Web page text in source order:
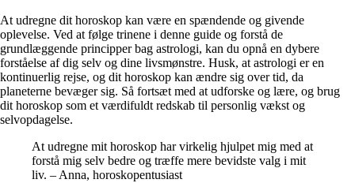
At udregne dit horoskop kan være en spændende og givende
oplevelse. Ved at følge trinene i denne guide og forstå de
grundlæggende principper bag astrologi, kan du opnå en dybere
forståelse af dig selv og dine livsmønstre. Husk, at astrologi er en
kontinuerlig rejse, og dit horoskop kan ændre sig over tid, da
planeterne bevæger sig. Så fortsæt med at udforske og lære, og brug
dit horoskop som et værdifuldt redskab til personlig vækst og
selvopdagelse.
At udregne mit horoskop har virkelig hjulpet mig med at
forstå mig selv bedre og træffe mere bevidste valg i mit
liv. – Anna, horoskopentusiast